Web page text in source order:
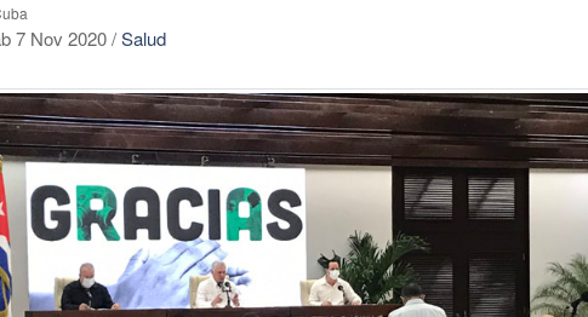
7 Nov 2020/Salud